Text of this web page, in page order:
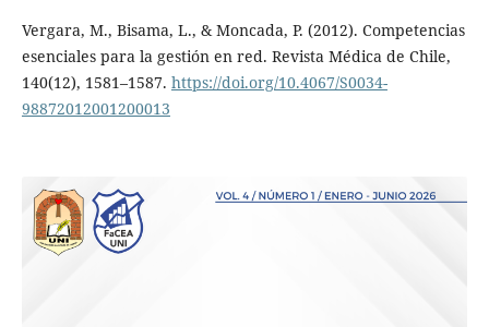
Vergara, M., Bisama, L., & Moncada, P. (2012). Competencias
esenciales para la gestión en red. Revista Médica de Chile,
140(12), 1581–1587. https://doi.org/10.4067/S0034-
98872012001200013